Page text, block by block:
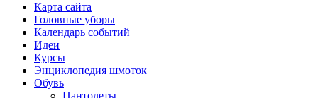
Карта сайта
Головные уборы
Календарь событий
Идеи
Курсы
Энциклопедия шмоток
Обувь
Пантолеты